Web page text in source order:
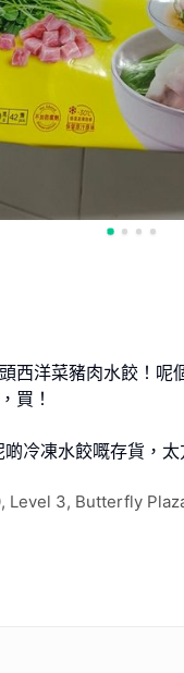
西洋菜豬肉水餃！呢
買！
冷凍水餃嘅存貨，
Level 3, Butterfly